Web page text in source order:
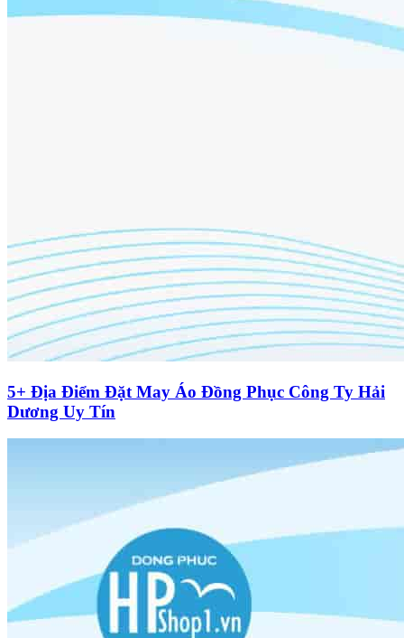
5+ Địa Điểm Đặt May Áo Đồng Phục Công Ty Hải
Dương Uy Tín